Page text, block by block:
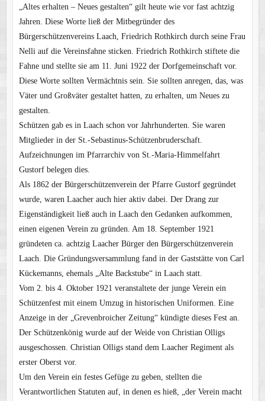
„Altes erhalten – Neues gestalten“ gilt heute wie vor fast achtzig
Jahren. Diese Worte ließ der Mitbegründer des
Bürgerschützenvereins Laach, Friedrich Rothkirch durch seine Frau
Nelli auf die Vereinsfahne sticken. Friedrich Rothkirch stiftete die
Fahne und stellte sie am 11. Juni 1922 der Dorfgemeinschaft vor.
Diese Worte sollten Vermächtnis sein. Sie sollten anregen, das, was
Väter und Großväter gestaltet hatten, zu erhalten, um Neues zu
gestalten.
Schützen gab es in Laach schon vor Jahrhunderten. Sie waren
Mitglieder in der St.-Sebastinus-Schützenbruderschaft.
Aufzeichnungen im Pfarrarchiv von St.-Maria-Himmelfahrt
Gustorf belegen dies.
Als 1862 der Bürgerschützenverein der Pfarre Gustorf gegründet
wurde, waren Laacher auch hier aktiv dabei. Der Drang zur
Eigenständigkeit ließ auch in Laach den Gedanken aufkommen,
einen eigenen Verein zu gründen. Am 18. September 1921
gründeten ca. achtzig Laacher Bürger den Bürgerschützenverein
Laach. Die Gründungsversammlung fand in der Gaststätte von Carl
Kückemanns, ehemals „Alte Backstube“ in Laach statt.
Vom 2. bis 4. Oktober 1921 veranstaltete der junge Verein ein
Schützenfest mit einem Umzug in historischen Uniformen. Eine
Anzeige in der „Grevenbroicher Zeitung“ kündigte dieses Fest an.
Der Schützenkönig wurde auf der Weide von Christian Olligs
ausgeschossen. Christian Olligs stand dem Laacher Regiment als
erster Oberst vor.
Um den Verein ein festes Gefüge zu geben, stellten die
Verantwortlichen Statuten auf, in denen es hieß, „der Verein macht